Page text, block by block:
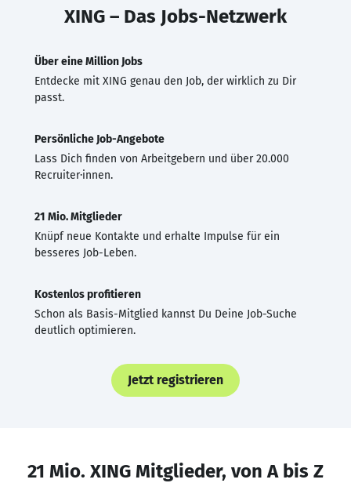
XING – Das Jobs-Netzwerk
Über eine Million Jobs
Entdecke mit XING genau den Job, der wirklich zu Dir
passt.
Persönliche Job-Angebote
Lass Dich finden von Arbeitgebern und über 20.000
Recruiter·innen.
21 Mio. Mitglieder
Knüpf neue Kontakte und erhalte Impulse für ein
besseres Job-Leben.
Kostenlos profitieren
Schon als Basis-Mitglied kannst Du Deine Job-Suche
deutlich optimieren.
Jetzt registrieren
21 Mio. XING Mitglieder, von A bis Z